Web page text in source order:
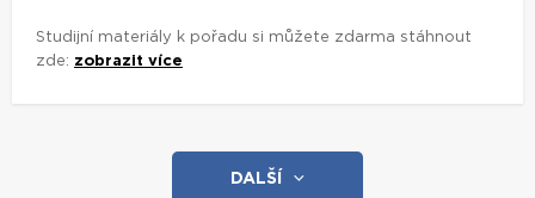
Studijní materiály k pořadu si můžete zdarma stáhnout
zde: zobrazit více
DALŠÍ